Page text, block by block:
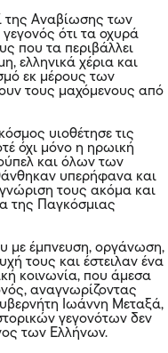
της Αναβίωσης των
ότι τα οχυρά
που τα περιβάλλει
ελληνικά χέρια και
εκ μέρους των
τους μαχόμενους από
υιοθέτησε τις
όχι μόνο η ηρωική
και όλων των
υπερήφανα και
τους ακόμα και
της Παγκόσμιας
με έμπνευση, οργάνωση,
τους και έστειλαν ένα
κοινωνία, που άμεσα
αναγνωρίζοντας
Ιωάννη Μεταξά,
γεγονότων δεν
των Ελλήνων.